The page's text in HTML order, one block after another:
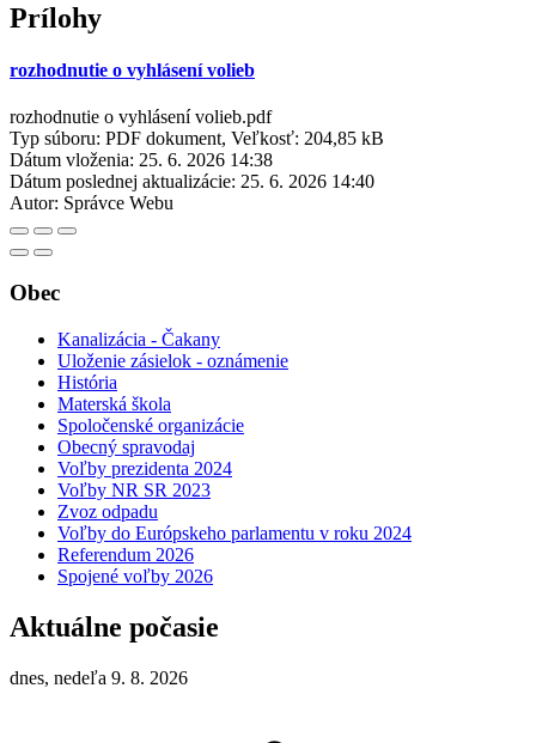
Prílohy
rozhodnutie o vyhlásení volieb
rozhodnutie o vyhlásení volieb.pdf
Typ súboru: PDF dokument, Veľkosť: 204,85 kB
Dátum vloženia: 25. 6. 2026 14:38
Dátum poslednej aktualizácie: 25. 6. 2026 14:40
Autor: Správce Webu
Obec
Kanalizácia - Čakany
Uloženie zásielok - oznámenie
História
Materská škola
Spoločenské organizácie
Obecný spravodaj
Voľby prezidenta 2024
Voľby NR SR 2023
Zvoz odpadu
Voľby do Európskeho parlamentu v roku 2024
Referendum 2026
Spojené voľby 2026
Aktuálne počasie
dnes, nedeľa 9. 8. 2026